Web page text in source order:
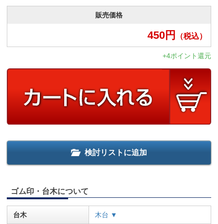
販売価格
450円 （税込）
+4ポイント還元
検討リストに追加
ゴム印・台木について
台木 木台 ▼